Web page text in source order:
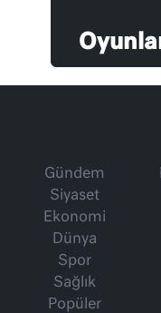
Gündem
Siyaset
Ekonomi
Dünya
Spor
Sağlık
Popüler